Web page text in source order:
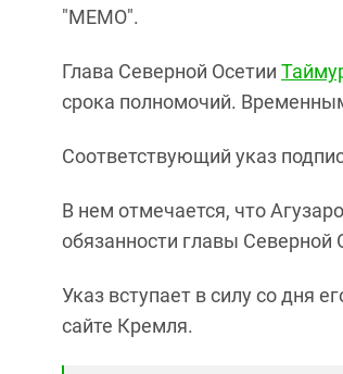
"МЕМО".
Глава Северной Осетии
срока полномочий.
Соответствующий указ
В нем отмечается, что
обязанности главы Северной
Указ вступает в силу со дня
сайте Кремля.